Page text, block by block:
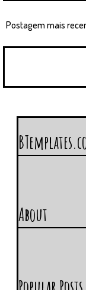
Postagem mais
About